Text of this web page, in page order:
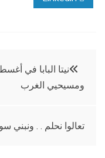
تصفّح
المقالات
نيتا البابا في
ومسيحيي الغرب
تعالوا نحلم . . ونبني